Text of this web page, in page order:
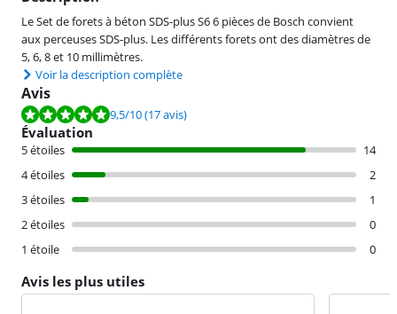
Le Set de forets à béton SDS-plus S6 6 pièces de Bosch convient
aux perceuses SDS-plus. Les différents forets ont des diamètres de
5, 6, 8 et 10 millimètres.
Voir la description complète
Avis
La note est de 9,5 sur 10, basée sur 17 avis.
9,5/10(17 avis)
Évaluation
5 étoiles
14
4 étoiles
2
3 étoiles
1
2 étoiles
0
1 étoile
0
Avis les plus utiles